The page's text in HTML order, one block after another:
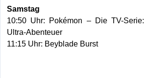
Samstag
10:50 Uhr: Pokémon – Die TV-
Ultra-Abenteuer
11:15 Uhr: Beyblade Burst